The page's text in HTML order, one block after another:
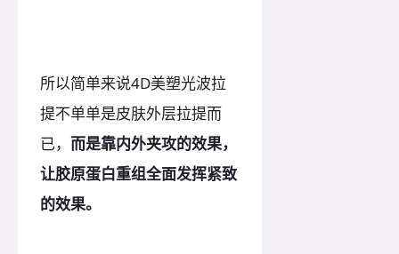
所以简单来说4D美塑光波拉
提不单单是皮肤外层拉提而
已， 而是靠内外夹攻的效果，
让胶原蛋白重组全面发挥紧致
的效果。